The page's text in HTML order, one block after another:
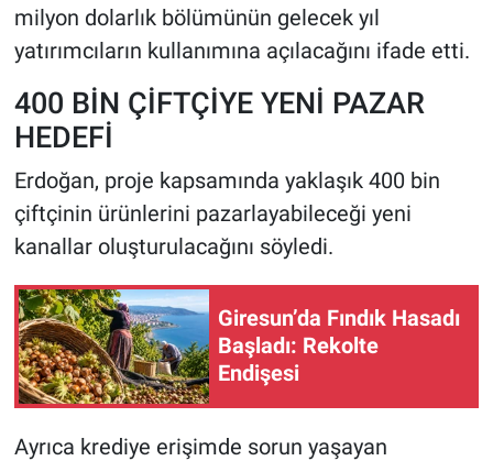
milyon dolarlık bölümünün gelecek yıl
yatırımcıların kullanımına açılacağını ifade etti.
400 BİN ÇİFTÇİYE YENİ PAZAR
HEDEFİ
Erdoğan, proje kapsamında yaklaşık 400 bin
çiftçinin ürünlerini pazarlayabileceği yeni
kanallar oluşturulacağını söyledi.
Giresun’da Fındık Hasadı
Başladı: Rekolte
Endişesi
Ayrıca krediye erişimde sorun yaşayan